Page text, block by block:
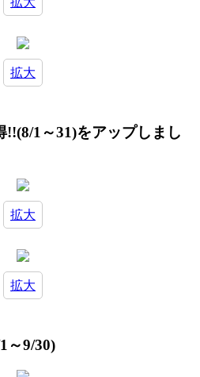
拡大
1～31)をアップしまし
拡大
拡大
～9/30)